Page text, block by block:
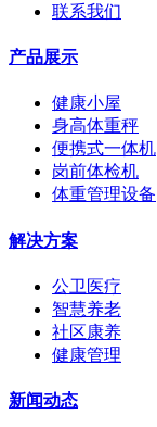
联系我们
产品展示
健康小屋
身高体重秤
便携式一体机
岗前体检机
体重管理设备
解决方案
公卫医疗
智慧养老
社区康养
健康管理
新闻动态